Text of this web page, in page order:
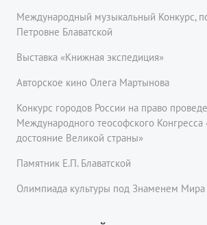
Международный музыкальный Конкурс,
Петровне Блаватской
Выставка «Книжная экспедиция»
Авторское кино Олега Мартынова
Конкурс городов России на право
Международного теософского Конгресса
достояние Великой страны»
Памятник Е.П. Блаватской
Олимпиада культуры под Знаменем Мира